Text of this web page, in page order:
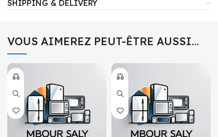
SHIPPING & DELIVERY
VOUS AIMEREZ PEUT-ÊTRE AUSSI…